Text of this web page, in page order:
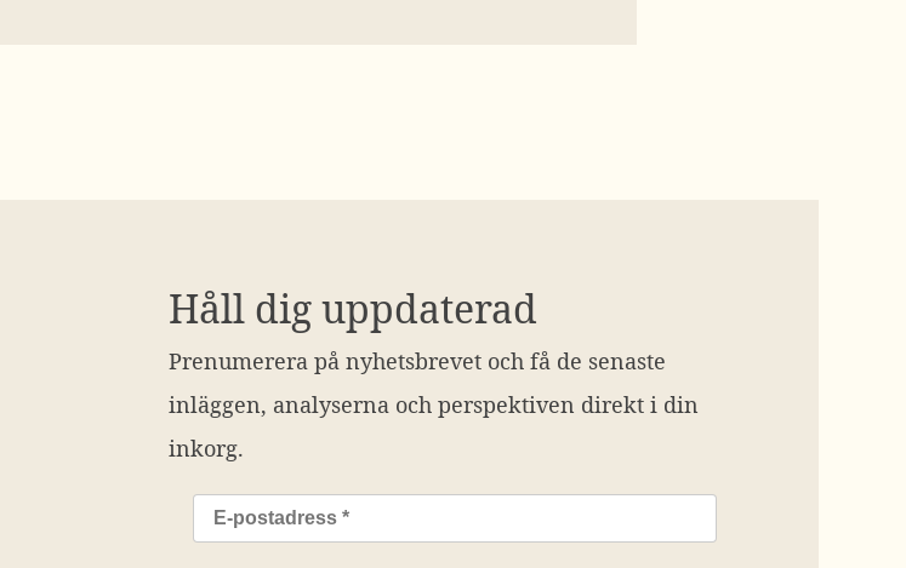
Håll dig uppdaterad
Prenumerera på nyhetsbrevet och få de senaste
inläggen, analyserna och perspektiven direkt i din
inkorg.